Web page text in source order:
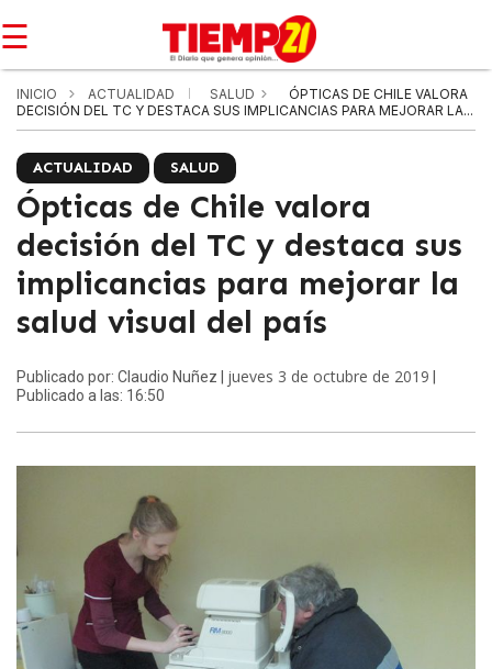
☰
INICIO ACTUALIDAD SALUD
ÓPTICAS DE CHILE VALORA
DECISIÓN DEL TC Y DESTACA SUS IMPLICANCIAS PARA MEJORAR LA...
ACTUALIDAD SALUD
Ópticas de Chile valora
decisión del TC y destaca sus
implicancias para mejorar la
salud visual del país
Publicado por: Claudio Nuñez | jueves 3 de octubre de 2019
Publicado a las: 16:50